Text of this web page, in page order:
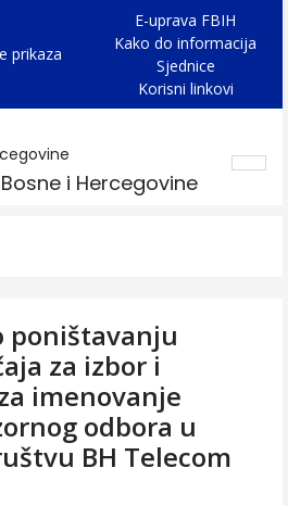
prikaza
E-uprava FBIH
Kako do informacija
Sjednice
Korisni linkovi
i Hercegovine
poništavanju
za izbor i
imenovanje
odbora u
BH Telecom